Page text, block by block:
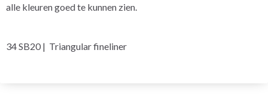
alle kleuren goed te kunnen zien.
34 SB20 | Triangular fineliner